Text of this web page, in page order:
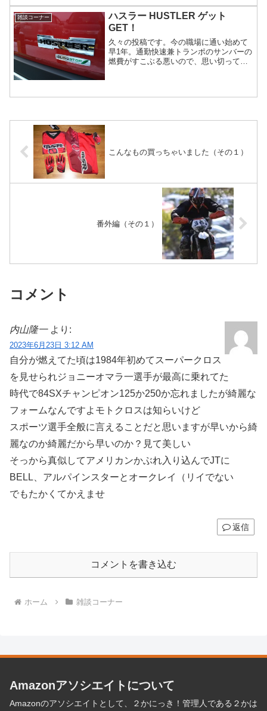
ないような感じがしてきた。年甲斐もな
く苦しい思いをしながらバイ...
雑談コーナー
ハスラー HUSTLER ゲット
GET！
久々の投稿です。今の職場に通い始めて
早1年。通勤快速兼トランポのサンバーの
燃費がすこぶる悪いので、思い切って
してトランポにも使えるものを・・・と
ダのNボックスを検討してみたけど...
こんなもの買っちゃいました（その１）
番外編（その１）
コメント
内山隆一 より:
2023年6月23日 3:12 AM
自分が燃えてた頃は1984年初めてスーパークロス
を見せられジョニーオマラ一選手が最高に乗れてた
時代で84SXチャンピオン125か250か忘れましたが綺麗な
フォームなんですよモトクロスは知らいけど
スポーツ選手全般に言えることだと思いますが早いから綺
麗なのか綺麗だから早いのか？見て美しい
そっから真似してアメリカンかぶれ入り込んでJTに
BELL、アルパインスターとオークレイ（リイでない
でもたかくてかえませ
返信
コメントを書き込む
ホーム 雑談コーナー
Amazonアソシエイトについて
Amazonのアソシエイトとして、２かにっき！管理人である２かは